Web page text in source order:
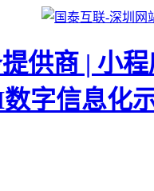
供商 | 小
字信息化